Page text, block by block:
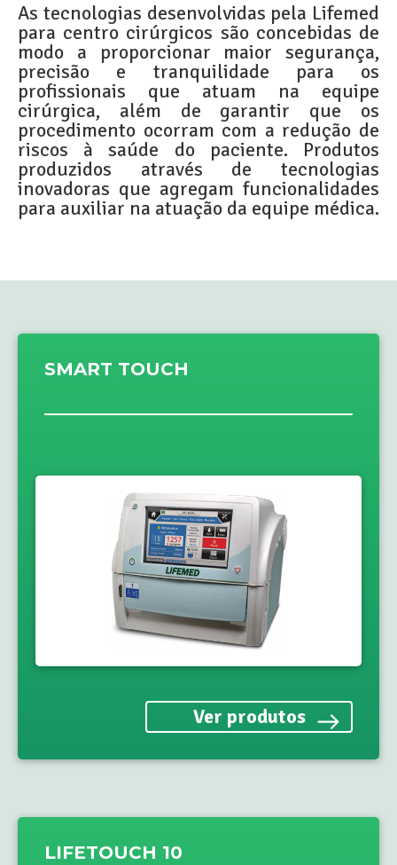
As tecnologias desenvolvidas pela Lifemed
para centro cirúrgicos são concebidas de
modo a proporcionar maior segurança,
precisão e tranquilidade para os
profissionais que atuam na equipe
cirúrgica, além de garantir que os
procedimento ocorram com a redução de
riscos à saúde do paciente. Produtos
produzidos através de tecnologias
inovadoras que agregam funcionalidades
para auxiliar na atuação da equipe médica.
SMART TOUCH
Ver produtos
LIFETOUCH 10